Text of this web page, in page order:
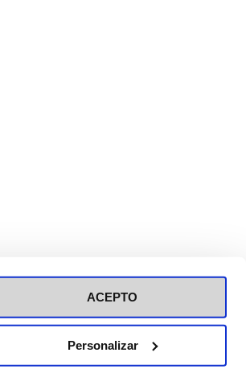
ACEPTO
Personalizar